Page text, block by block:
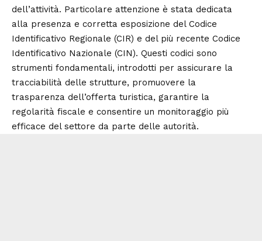
dell’attività. Particolare attenzione è stata dedicata
alla presenza e corretta esposizione del Codice
Identificativo Regionale (CIR) e del più recente Codice
Identificativo Nazionale (CIN). Questi codici sono
strumenti fondamentali, introdotti per assicurare la
tracciabilità delle strutture, promuovere la
trasparenza dell’offerta turistica, garantire la
regolarità fiscale e consentire un monitoraggio più
efficace del settore da parte delle autorità.